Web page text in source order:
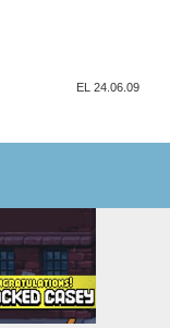
EL 24.06.09